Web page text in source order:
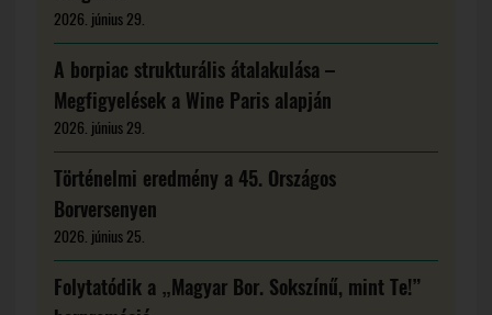
2026. június 29.
A borpiac strukturális átalakulása –
Megfigyelések a Wine Paris alapján
2026. június 29.
Történelmi eredmény a 45. Országos
Borversenyen
2026. június 25.
Folytatódik a „Magyar Bor. Sokszínű, mint Te!”